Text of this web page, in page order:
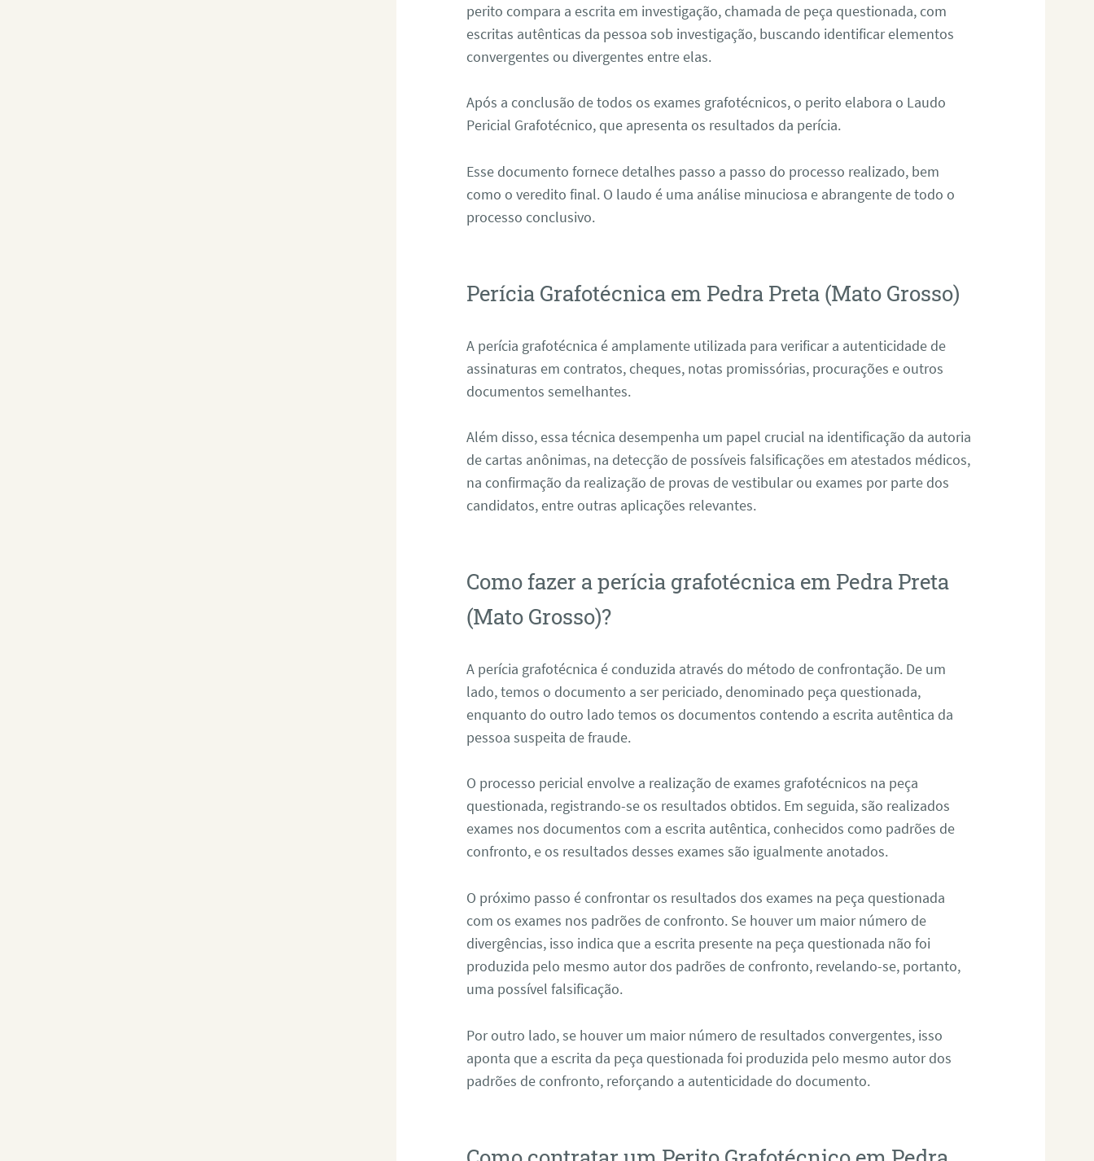
perito compara a escrita em investigação, chamada de peça questionada, com
escritas autênticas da pessoa sob investigação, buscando identificar elementos
convergentes ou divergentes entre elas.
Após a conclusão de todos os exames grafotécnicos, o perito elabora o Laudo
Pericial Grafotécnico, que apresenta os resultados da perícia.
Esse documento fornece detalhes passo a passo do processo realizado, bem
como o veredito final. O laudo é uma análise minuciosa e abrangente de todo o
processo conclusivo.
Perícia Grafotécnica em Pedra Preta (Mato Grosso)
A perícia grafotécnica é amplamente utilizada para verificar a autenticidade de
assinaturas em contratos, cheques, notas promissórias, procurações e outros
documentos semelhantes.
Além disso, essa técnica desempenha um papel crucial na identificação da autoria
de cartas anônimas, na detecção de possíveis falsificações em atestados médicos,
na confirmação da realização de provas de vestibular ou exames por parte dos
candidatos, entre outras aplicações relevantes.
Como fazer a perícia grafotécnica em Pedra Preta
(Mato Grosso)?
A perícia grafotécnica é conduzida através do método de confrontação. De um
lado, temos o documento a ser periciado, denominado peça questionada,
enquanto do outro lado temos os documentos contendo a escrita autêntica da
pessoa suspeita de fraude.
O processo pericial envolve a realização de exames grafotécnicos na peça
questionada, registrando-se os resultados obtidos. Em seguida, são realizados
exames nos documentos com a escrita autêntica, conhecidos como padrões de
confronto, e os resultados desses exames são igualmente anotados.
O próximo passo é confrontar os resultados dos exames na peça questionada
com os exames nos padrões de confronto. Se houver um maior número de
divergências, isso indica que a escrita presente na peça questionada não foi
produzida pelo mesmo autor dos padrões de confronto, revelando-se, portanto,
uma possível falsificação.
Por outro lado, se houver um maior número de resultados convergentes, isso
aponta que a escrita da peça questionada foi produzida pelo mesmo autor dos
padrões de confronto, reforçando a autenticidade do documento.